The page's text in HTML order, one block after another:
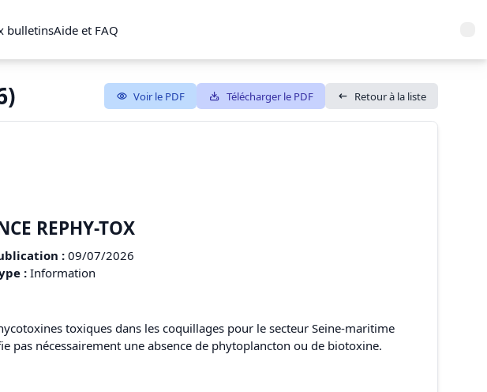
bulletinsAide et FAQ
Voir le PDF Télécharger le PDF Retour à la liste
REPHY-TOX
:09/07/2026
:Information
toxiques dans les coquillages pour le secteur Seine-maritime
pas nécessairement une absence de phytoplancton ou de biotoxine.